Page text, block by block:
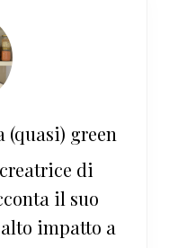
green
di
il suo
impatto a